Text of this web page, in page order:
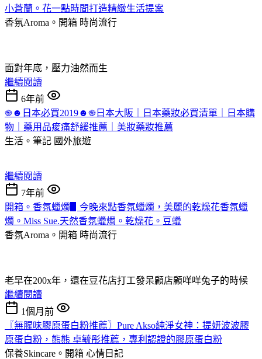
小蒼蘭。花一點時間打造精緻生活提案
香氛Aroma。開箱 時尚流行
面對年底，壓力油然而生
繼續閱讀
6年前
֎☻日本必買2019☻֎日本大阪｜日本藥妝必買清單｜日本購
物｜藥用品痠痛舒緩推薦｜美妝藥妝推薦
生活。筆記 國外旅遊
繼續閱讀
7年前
開箱。香氛蠟燭▋今晚來點香氛蠟燭，美麗的乾燥花香氛蠟
燭。Miss Sue.天然香氛蠟燭。乾燥花。豆蠟
香氛Aroma。開箱 時尚流行
老早在200x年，還在豆花店打工發呆顧店顧咩咩兔子的時候
繼續閱讀
1個月前
〖無腥味膠原蛋白粉推薦〗Pure Akso純淨女神：提妍波波膠
原蛋白粉，熊熊 卓毓彤推薦，專利認證的膠原蛋白粉
保養Skincare。開箱 心情日記